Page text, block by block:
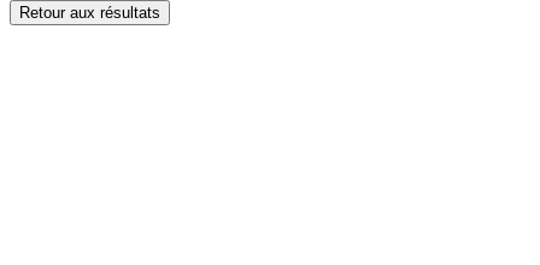
Retour aux résultats